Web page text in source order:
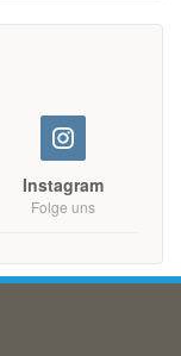
Instagram
Folge uns